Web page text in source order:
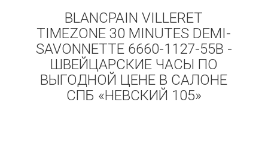
BLANCPAIN VILLERET
TIMEZONE 30 MINUTES DEMI-
SAVONNETTE 6660-1127-55B -
ШВЕЙЦАРСКИЕ ЧАСЫ ПО
ВЫГОДНОЙ ЦЕНЕ В САЛОНЕ
СПБ «НЕВСКИЙ 105»